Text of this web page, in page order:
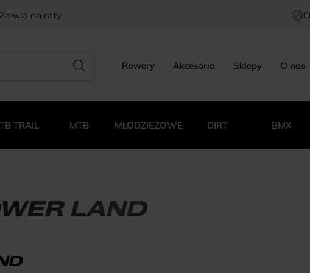
Zakup na raty
Rowery Akcesoria Sklepy O nas
TRAIL MTB MŁODZIEŻOWE DIRT BMX
LAND